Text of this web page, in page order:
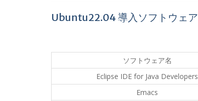
Ubuntu22.04 導入ソフトウェア
ソフトウェア名
Eclipse IDE for Java Developers
Emacs